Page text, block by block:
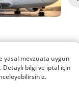
yasal mevzuata uygun
bilgi ve iptal için